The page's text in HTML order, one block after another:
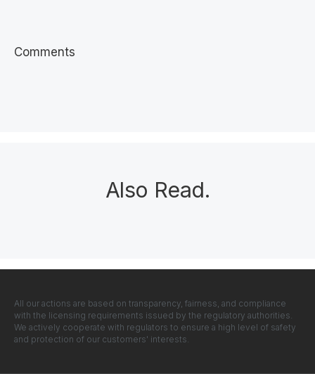
Comments
Also Read.
All our actions are based on transparency, fairness, and compliance
with the licensing requirements issued by the regulatory authorities.
We actively cooperate with regulators to ensure a high level of safety
and protection of our customers' interests.